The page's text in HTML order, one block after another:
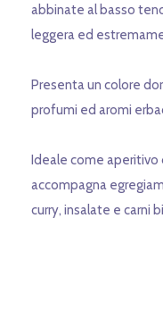
abbinate al basso
leggera ed
Presenta un colore
profumi ed aromi
Ideale come aperitivo
accompagna
curry, insalate e carni